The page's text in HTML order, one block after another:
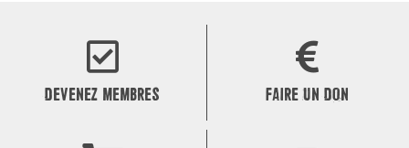
DEVENEZ MEMBRES FAIRE UN DON